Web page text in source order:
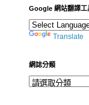
Google 網站翻譯
Translate
網誌分類